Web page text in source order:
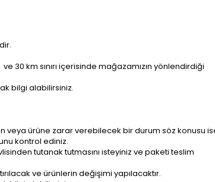
30 km sınırı içerisinde mağazamızın yönlendirdiği
bilgi alabilirsiniz.
ürüne zarar verebilecek bir durum söz konusu
kontrol ediniz.
tutanak tutmasını isteyiniz ve paketi teslim
ve ürünlerin değişimi yapılacaktır.